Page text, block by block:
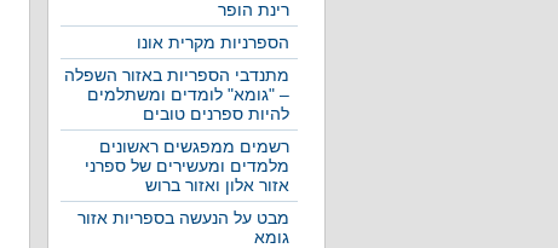
רינת הופר
הספרניות מקרית אונו
מתנדבי הספריות באזור השפלה
– "גומא" לומדים ומשתלמים
להיות ספרנים טובים
רשמים ממפגשים ראשונים
מלמדים ומעשירים של ספרני
אזור אלון ואזור ברוש
מבט על הנעשה בספריות אזור
גומא